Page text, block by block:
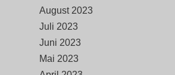
August 2023
Juli 2023
Juni 2023
Mai 2023